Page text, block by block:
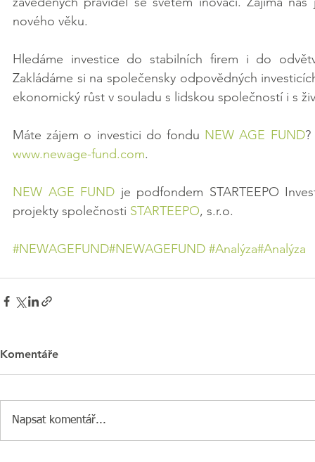
nového věku.
Hledáme investice do stabilních firem i do
Zakládáme si na společensky odpovědných
ekonomický růst v souladu s lidskou společností i s
Máte zájem o investici do fondu NEW AGE FUND?
www.newage-fund.com.
NEW AGE FUND je podfondem STARTEEPO
projekty společnosti STARTEEPO, s.r.o.
#NEWAGEFUND#NEWAGEFUND #Analýza#Analýza
Komentáře
Napsat komentář...